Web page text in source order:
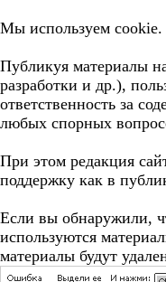
Мы используем cookie.
Публикуя материалы
разработки и др.),
ответственность за
любых спорных
При этом редакция
поддержку как в
Если вы обнаружили,
используются
материалы будут